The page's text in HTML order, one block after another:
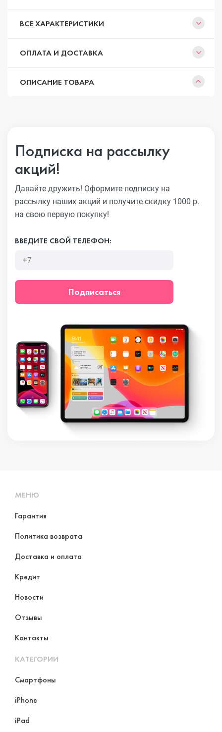
ВСЕ ХАРАКТЕРИСТИКИ
ОПЛАТА И ДОСТАВКА
ОПИСАНИЕ ТОВАРА
Подписка на рассылку
акций!
Давайте дружить! Оформите подписку на
рассылку наших акций и получите скидку 1000 р.
на свою первую покупку!
ВВЕДИТЕ СВОЙ ТЕЛЕФОН:
Подписаться
МЕНЮ
Гарантия
Политика возврата
Доставка и оплата
Кредит
Новости
Отзывы
Контакты
КАТЕГОРИИ
Смартфоны
iPhone
iPad